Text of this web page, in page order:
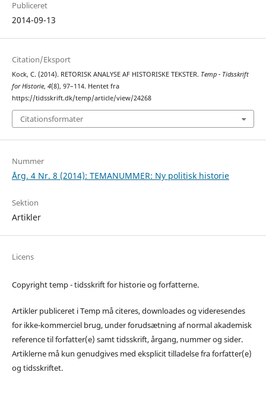
Publiceret
2014-09-13
Citation/Eksport
Kock, C. (2014). RETORISK ANALYSE AF HISTORISKE TEKSTER. Temp - Tidsskrift
for Historie, 4(8), 97–114. Hentet fra
https://tidsskrift.dk/temp/article/view/24268
Citationsformater
Nummer
Årg. 4 Nr. 8 (2014): TEMANUMMER: Ny politisk historie
Sektion
Artikler
Licens
Copyright temp - tidsskrift for historie og forfatterne.
Artikler publiceret i Temp må citeres, downloades og videresendes
for ikke-kommerciel brug, under forudsætning af normal akademisk
reference til forfatter(e) samt tidsskrift, årgang, nummer og sider.
Artiklerne må kun genudgives med eksplicit tilladelse fra forfatter(e)
og tidsskriftet.